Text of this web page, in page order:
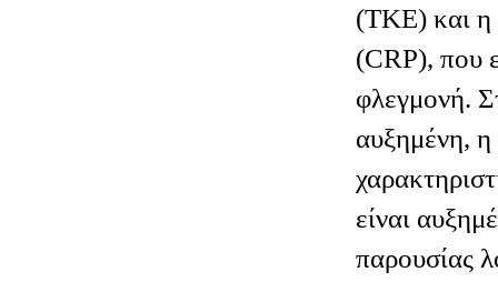
(ΤΚΕ) και η
(CRP), που
φλεγμονή.
αυξημένη, η
είναι
παρουσίας